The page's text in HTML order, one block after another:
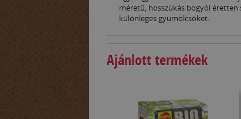
méretű, hosszúkás bogyói éretten
különleges gyümölcsöket.
Ajánlott termékek